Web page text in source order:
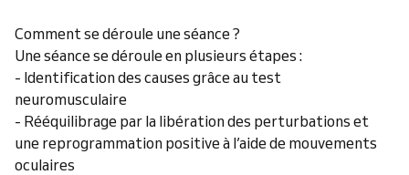
Comment se déroule une séance ?
Une séance se déroule en plusieurs étapes :
- Identification des causes grâce au test
neuromusculaire
- Rééquilibrage par la libération des perturbations et
une reprogrammation positive à l’aide de mouvements
oculaires